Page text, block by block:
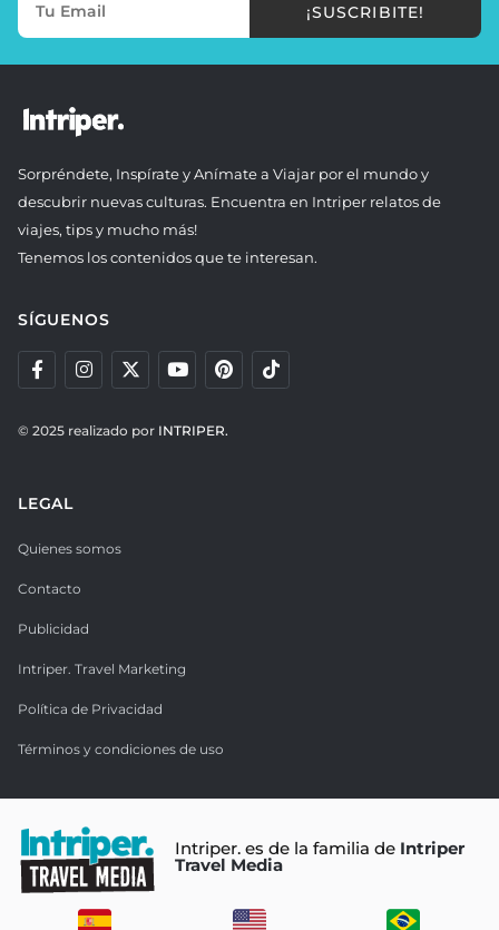
¡SUSCRIBITE!
Sorpréndete, Inspírate y Anímate a Viajar por el mundo y
descubrir nuevas culturas. Encuentra en Intriper relatos de
viajes, tips y mucho más!
Tenemos los contenidos que te interesan.
SÍGUENOS
© 2025 realizado por INTRIPER.
LEGAL
Quienes somos
Contacto
Publicidad
Intriper. Travel Marketing
Política de Privacidad
Términos y condiciones de uso
Intriper. es de la familia de Intriper
Travel Media